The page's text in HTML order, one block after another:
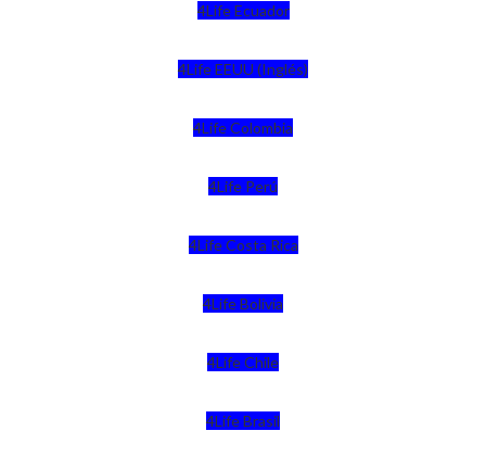
4Life Ecuador
4Life EEUU (Inglés)
4Life Colombia
4Life Perú
4Life Costa Rica
4Life Bolivia
4Life Chile
4Life Brasil